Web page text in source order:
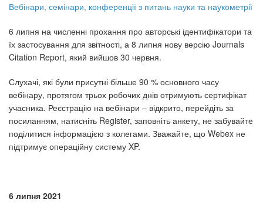
Вебінари, семінари, конференції з питань науки та наукометрії
6 липня на численні прохання про авторські ідентифікатори та
їх застосування для звітності, а 8 липня нову версію Journals
Citation Report, який вийшов 30 червня.
Слухачі, які були присутні більше 90 % основного часу
вебінару, протягом трьох робочих днів отримують сертифікат
учасника. Реєстрацію на вебінари – відкрито, перейдіть за
посиланням, натисніть Register, заповніть анкету, не забувайте
поділитися інформацією з колегами. Зважайте, що Webex не
підтримує операційну систему XP.
6 липня 2021